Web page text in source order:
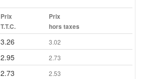
Prix
T.T.C.
Prix
hors taxes
3.26 3.02
2.95 2.73
2.73 2.53